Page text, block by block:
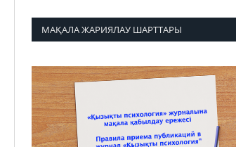
МАҚАЛА ЖАРИЯЛАУ ШАРТТАРЫ